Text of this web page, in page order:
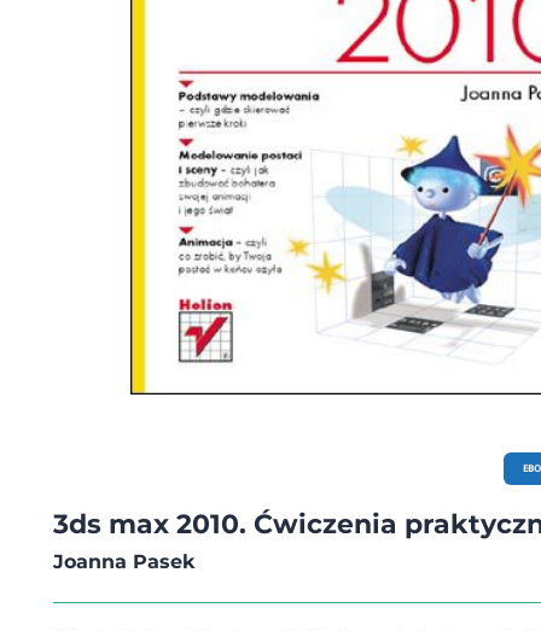
3ds max 2010. Ćwiczenia
Joanna Pasek